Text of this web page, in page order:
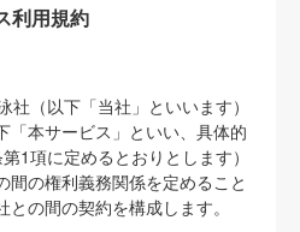
利用規約
社（以下「当社」といいます）
「本サービス」といい、具体的
1項に定めるとおりとします）
間の権利義務関係を定めること
の間の契約を構成します。